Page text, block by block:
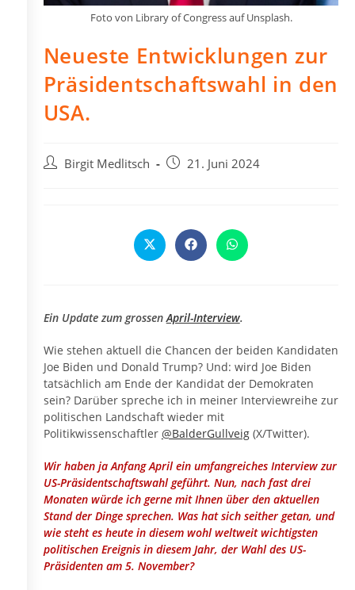
Foto von Library of Congress auf Unsplash.
Neueste Entwicklungen zur
Präsidentschaftswahl in den
USA.
Beitrags-
Birgit Medlitsch
Beitrag21. Juni 2024
Öffnet
in
Öffnet
in
Öffnet
in
Ein Update zum grossenApril-Interview.
Wie stehen aktuell die Chancen der beiden Kandidaten
Joe Biden und Donald Trump? Und: wird Joe Biden
tatsächlich am Ende der Kandidat der Demokraten
sein? Darüber spreche ich in meiner Interviewreihe zur
politischen Landschaft wieder mit
Politikwissenschaftler @BalderGullveig(X/Twitter).
Wir haben ja Anfang April ein umfangreiches Interview zur
US-Präsidentschaftswahl geführt. Nun, nach fast drei
Monaten würde ich gerne mit Ihnen über den aktuellen
Stand der Dinge sprechen. Was hat sich seither getan, und
wie steht es heute in diesem wohl weltweit wichtigsten
politischen Ereignis in diesem Jahr, der Wahl des US-
Präsidenten am 5. November?